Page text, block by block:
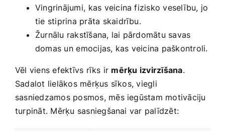
Vingrinājumi, ⁤kas veicina fizisko veselību, jo
tie stiprina prāta skaidrību.
Žurnālu rakstīšana, lai pārdomātu savas
domas‌ un⁢ emocijas, kas veicina paškontroli.
Vēl viens efektīvs rīks ir mērķu izvirzīšana.
Sadalot lielākos mērķus sīkos, viegli
sasniedzamos‌ posmos, mēs iegūstam motivāciju
turpināt. Mērķu sasniegšanai var palīdzēt: